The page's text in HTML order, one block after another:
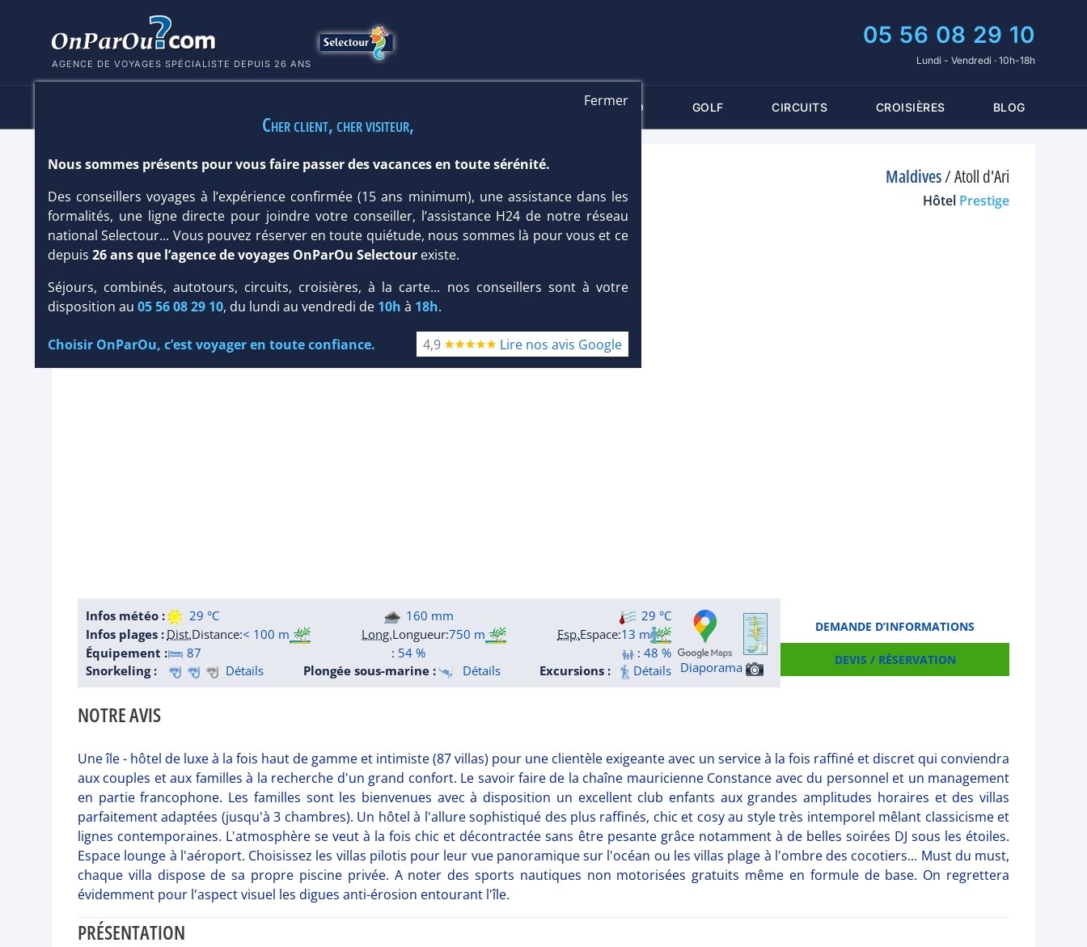
AGENCE DE VOYAGES SPÉCIALISTE DEPUIS 26 ANS
05 56 08 29 10
Lundi - Vendredi · 10h-18h
THALASSO GOLF CIRCUITS CROISIÈRES BLOG
HÔTEL CONSTANCE HALAVELI RESORT 5* Maldives/Atoll d'Ari
Île : Taillepetite/ TypeCharme & Luxe,Design & Luxe ,Famille Hôtel Prestige
DEMANDE D’INFORMATIONS
DEVIS / RÉSERVATION
Infos météo : 29 °C 160 mm
29 °C
Infos plages : Dist.Distance:< 100 m Long.Longueur:750 m Esp.Espace:13 m
Équipement :
87 : 54 % :48 %
Snorkeling :
Détails Plongée sous-marine : Détails Excursions : Détails Diaporama
NOTRE AVIS
Une île - hôtel de luxe à la fois haut de gamme et intimiste (87 villas) pour une clientèle exigeante avec un service à la fois raffiné et discret qui conviendra
aux couples et aux familles à la recherche d'un grand confort. Le savoir faire de la chaîne mauricienne Constance avec du personnel et un management
en partie francophone. Les familles sont les bienvenues avec à disposition un excellent club enfants aux grandes amplitudes horaires et des villas
parfaitement adaptées (jusqu'à 3 chambres). Un hôtel à l'allure sophistiqué des plus raffinés, chic et cosy au style très intemporel mêlant classicisme et
lignes contemporaines. L'atmosphère se veut à la fois chic et décontractée sans être pesante grâce notamment à de belles soirées DJ sous les étoiles.
Espace lounge à l'aéroport. Choisissez les villas pilotis pour leur vue panoramique sur l'océan ou les villas plage à l'ombre des cocotiers... Must du must,
chaque villa dispose de sa propre piscine privée. A noter des sports nautiques non motorisées gratuits même en formule de base. On regrettera
évidemment pour l'aspect visuel les digues anti-érosion entourant l'île.
PRÉSENTATION
Fermer
Cher client, cher visiteur,
Nous sommes présents pour vous faire passer des vacances en toute sérénité.
Des conseillers voyages à l’expérience confirmée (15 ans minimum), une assistance dans les
formalités, une ligne directe pour joindre votre conseiller, l’assistance H24 de notre réseau
national Selectour... Vous pouvez réserver en toute quiétude, nous sommes là pour vous et ce
depuis 26 ans que l’agence de voyages OnParOu Selectourexiste.
Séjours, combinés, autotours, circuits, croisières, à la carte... nos conseillers sont à votre
disposition au 05 56 08 29 10, du lundi au vendredi de 10h à 18h.
Choisir OnParOu, c’est voyager en toute confiance. 4,9 Lire nos avis Google